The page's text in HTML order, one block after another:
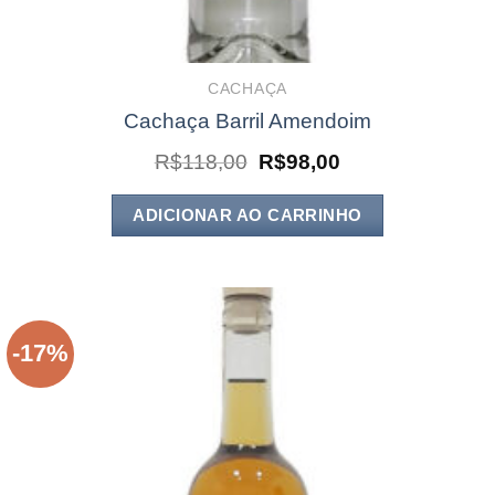
CACHAÇA
Cachaça Barril Amendoim
R$118,00 O
preço
original
era:
R$118,00.
R$98,00
atual
é:
R$98,00.
ADICIONAR AO CARRINHO
-17%